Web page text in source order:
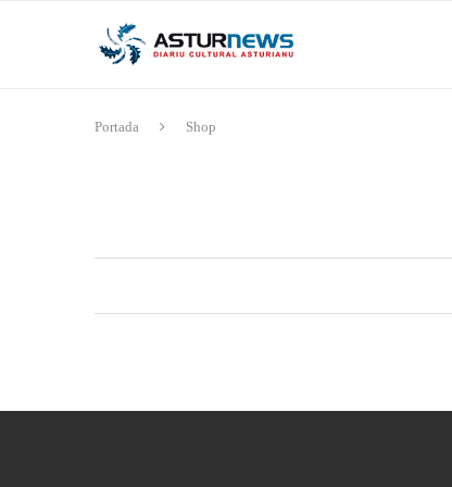
Portada Shop